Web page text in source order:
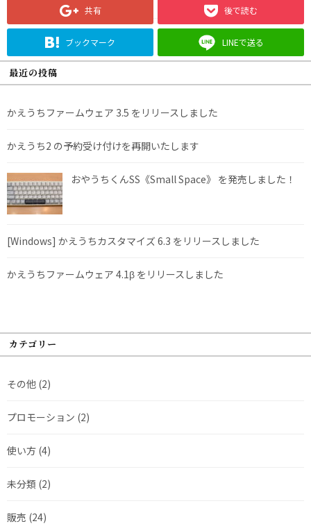
共有 後で読む
ブックマーク LINEで送る
最近の投稿
かえうちファームウェア 3.5 をリリースしました
かえうち2 の予約受け付けを再開いたします
おやうちくんSS《Small Space》 を発売しました！
[Windows] かえうちカスタマイズ 6.3 をリリースしました
かえうちファームウェア 4.1β をリリースしました
カテゴリー
その他 (2)
プロモーション (2)
使い方 (4)
未分類 (2)
販売 (24)